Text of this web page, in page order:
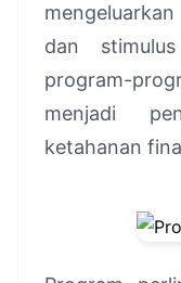
dan
program-
menjadi
ketahanan